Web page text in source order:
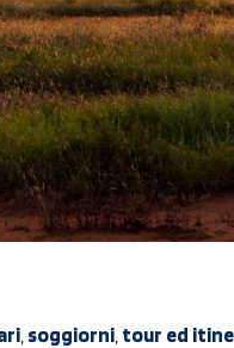
soggiorni tour ed